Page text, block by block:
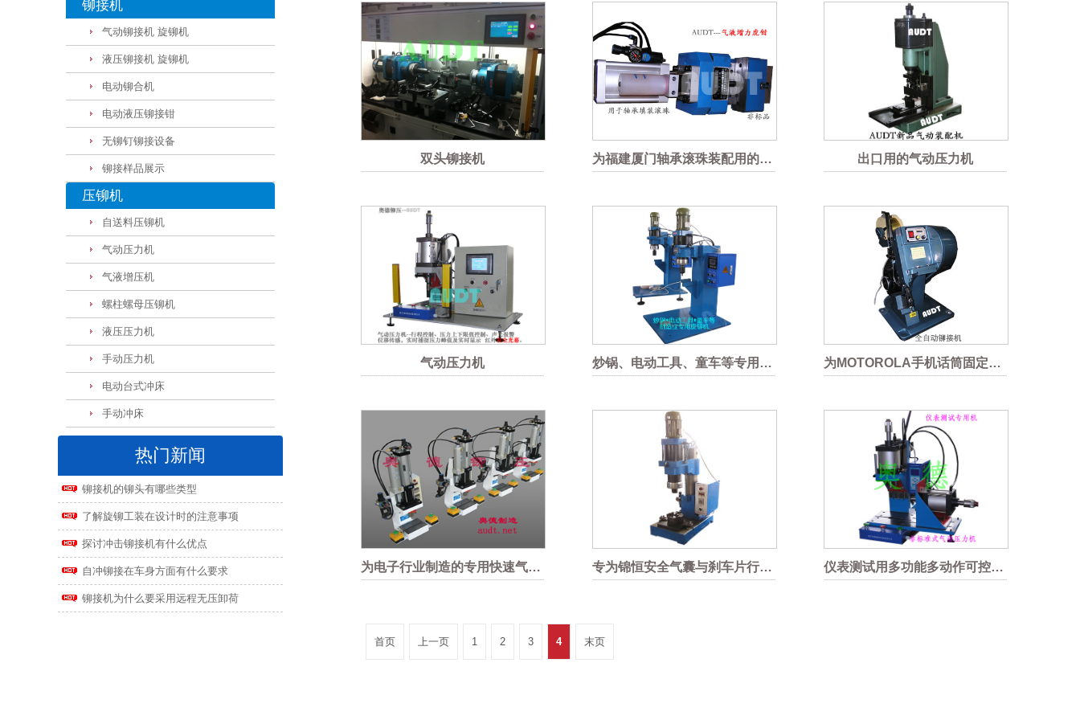
铆接机
气动铆接机 旋铆机
液压铆接机 旋铆机
电动铆合机
电动液压铆接钳
无铆钉铆接设备
铆接样品展示
压铆机
自送料压铆机
气动压力机
气液增压机
螺柱螺母压铆机
液压压力机
手动压力机
电动台式冲床
手动冲床
热门新闻
铆接机的铆头有哪些类型
了解旋铆工装在设计时的注意事项
探讨冲击铆接机有什么优点
自冲铆接在车身方面有什么要求
铆接机为什么要采用远程无压卸荷
双头铆接机 为福建厦门轴承滚珠装配用的气液增力虎钳 出口用的气动压力机
气动压力机 炒锅、电动工具、童车等专用旋铆机 为MOTOROLA手机话筒固定线用铆接机
为电子行业制造的专用快速气液增压机 专为锦恒安全气囊与刹车片行业定制大行程气动旋铆机 仪表测试用多功能多动作可控型气动压力机
首页 上一页 1 2 3 4 末页